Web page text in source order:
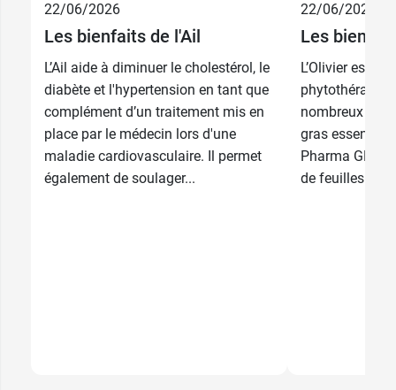
180 gélules 34,89 €
22/06/2026
Les bienfaits de l'Ail
L’Ail aide à diminuer le cholestérol, le
diabète et l'hypertension en tant que
complément d’un traitement mis en
place par le médecin lors d'une
maladie cardiovasculaire. Il permet
également de soulager...
22/06/2026
Les
L’Olivier est
phytothérapie
nombreux
gras
Pharma GDD
de feuilles